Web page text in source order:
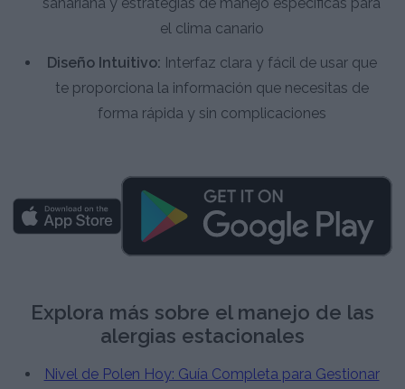
sahariana y estrategias de manejo específicas para
el clima canario
Diseño Intuitivo: Interfaz clara y fácil de usar que
te proporciona la información que necesitas de
forma rápida y sin complicaciones
Explora más sobre el manejo de las
alergias estacionales
Nivel de Polen Hoy: Guía Completa para Gestionar